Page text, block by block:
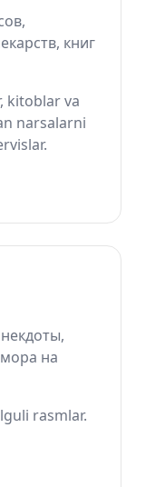
книг
kitoblar va
narsalarni
на
rasmlar.